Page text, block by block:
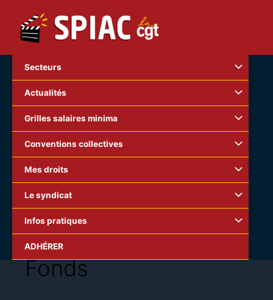
contenu
Secteurs
Actualités
Grilles salaires minima
Conventions collectives
Mes droits
Le syndicat
Infos pratiques
ADHÉRER
Fonds